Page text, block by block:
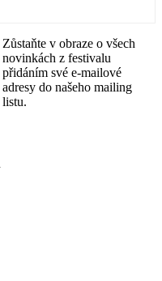
Zůstaňte v obraze o všech
novinkách z festivalu
přidáním své e-mailové
adresy do našeho mailing
listu.